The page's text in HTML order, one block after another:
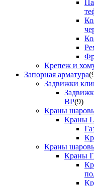
Крепеж и
Запорная арматура
Задвижки
ВР(9)
Краны
Краны
Краны
Краны